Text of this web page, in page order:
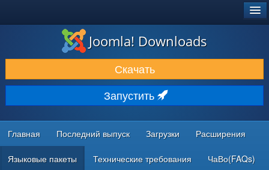
ЗАГРУЗКИ И РАСШИРЕНИЯ
ДОКУМЕНТАЦИЯ И ОБУЧЕНИЕ
СООБЩЕСТВО И ПОДДЕРЖКА
РЕСУРСЫ ДЛЯ РАЗРАБОТЧИКОВ
Joomla! Downloads
Скачать
Запустить
Главная Последний выпуск Загрузки Расширения
Языковые пакеты Технические требования ЧаВо(FAQs)